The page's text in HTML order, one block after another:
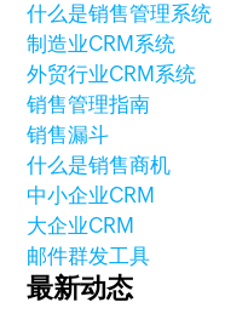
什么是销售管理系统
制造业CRM系统
外贸行业CRM系统
销售管理指南
销售漏斗
什么是销售商机
中小企业CRM
大企业CRM
邮件群发工具
最新动态